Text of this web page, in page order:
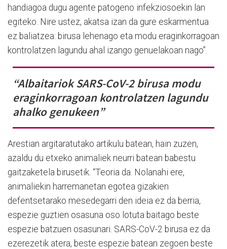
handiagoa dugu agente patogeno infekziosoekin lan
egiteko. Nire ustez, akatsa izan da gure eskarmentua
ez baliatzea: birusa lehenago eta modu eraginkorragoan
kontrolatzen lagundu ahal izango genuelakoan nago”.
“Albaitariok SARS-CoV-2 birusa modu
eraginkorragoan kontrolatzen lagundu
ahalko genukeen”
Arestian argitaratutako artikulu batean, hain zuzen,
azaldu du etxeko animaliek neurri batean babestu
gaitzaketela birusetik. “Teoria da. Nolanahi ere,
animaliekin harremanetan egotea gizakien
defentsetarako mesedegarri den ideia ez da berria,
espezie guztien osasuna oso lotuta baitago beste
espezie batzuen osasunari. SARS-CoV-2 birusa ez da
ezerezetik atera, beste espezie batean zegoen beste